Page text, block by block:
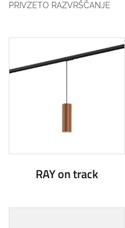
RAY on track